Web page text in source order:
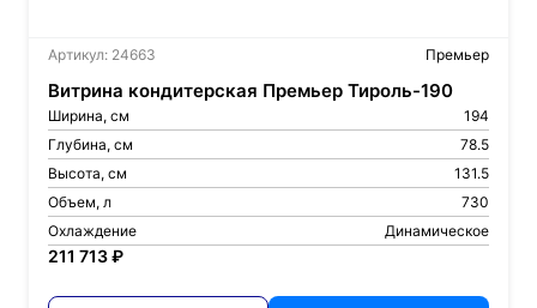
Артикул: 24663 Премьер
Витрина кондитерская Премьер Тироль-190
Ширина, см
194
Глубина, см
78.5
Высота, см
131.5
Объем, л
730
Охлаждение
Динамическое
211 713 ₽